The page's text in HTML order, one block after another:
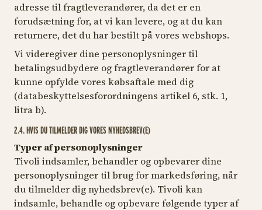
adresse til fragtleverandører, da det er en
forudsætning for, at vi kan levere, og at du kan
returnere, det du har bestilt på vores webshops.
Vi videregiver dine personoplysninger til
betalingsudbydere og fragtleverandører for at
kunne opfylde vores købsaftale med dig
(databeskyttelsesforordningens artikel 6, stk. 1,
litra b).
2.4. HVIS DU TILMELDER DIG VORES NYHEDSBREV(E)
Typer af personoplysninger
Tivoli indsamler, behandler og opbevarer dine
personoplysninger til brug for markedsføring, når
du tilmelder dig nyhedsbrev(e). Tivoli kan
indsamle, behandle og opbevare følgende typer af